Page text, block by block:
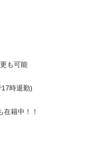
も可能
時退勤)
籍中！！